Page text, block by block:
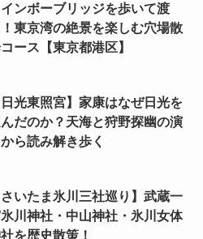
ンボーブリッジを歩いて渡
東京湾の絶景を楽しむ穴場散
ース【東京都港区】
日光東照宮】家康はなぜ日光を
だのか？天海と狩野探幽の演
ら読み解き歩く
さいたま氷川三社巡り】武蔵一
川神社・中山神社・氷川女体
を歴史散策！